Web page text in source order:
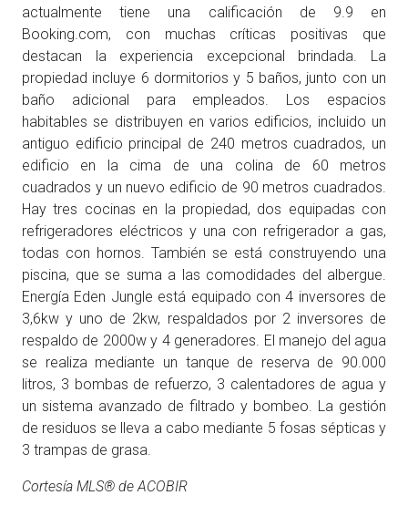
actualmente tiene una calificación de 9.9 en
Booking.com, con muchas críticas positivas que
destacan la experiencia excepcional brindada. La
propiedad incluye 6 dormitorios y 5 baños, junto con un
baño adicional para empleados. Los espacios
habitables se distribuyen en varios edificios, incluido un
antiguo edificio principal de 240 metros cuadrados, un
edificio en la cima de una colina de 60 metros
cuadrados y un nuevo edificio de 90 metros cuadrados.
Hay tres cocinas en la propiedad, dos equipadas con
refrigeradores eléctricos y una con refrigerador a gas,
todas con hornos. También se está construyendo una
piscina, que se suma a las comodidades del albergue.
Energía Eden Jungle está equipado con 4 inversores de
3,6kw y uno de 2kw, respaldados por 2 inversores de
respaldo de 2000w y 4 generadores. El manejo del agua
se realiza mediante un tanque de reserva de 90.000
litros, 3 bombas de refuerzo, 3 calentadores de agua y
un sistema avanzado de filtrado y bombeo. La gestión
de residuos se lleva a cabo mediante 5 fosas sépticas y
3 trampas de grasa.
Cortesía MLS® de ACOBIR